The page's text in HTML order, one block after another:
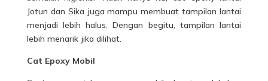
Jotun dan Sika juga mampu membuat tampilan lantai
menjadi lebih halus. Dengan begitu, tampilan lantai
lebih menarik jika dilihat.
Cat Epoxy Mobil